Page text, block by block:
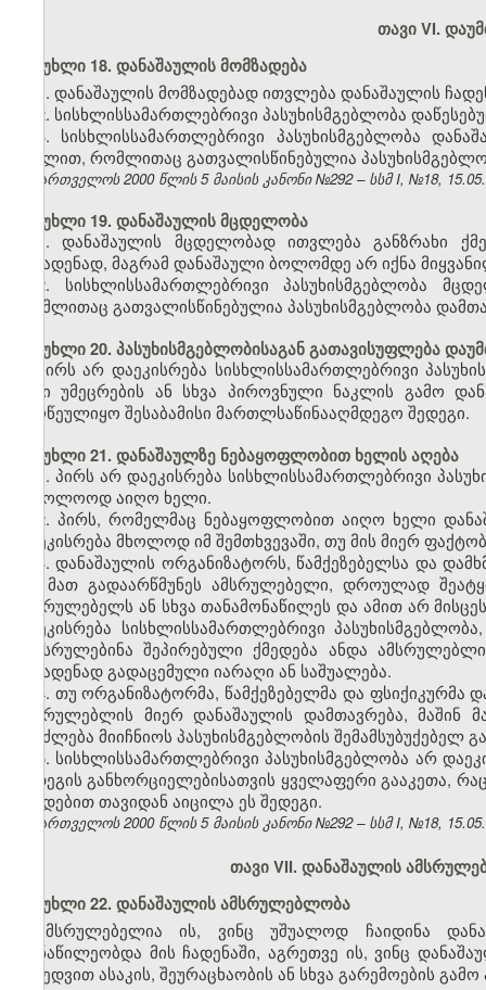
თავი VI.
მუხლი 18. დანაშაულის მომზადება
1. დანაშაულის მომზადებად ითვლება დანაშაულის
2. სისხლისსამართლებრივი პასუხისმგებლობა
3. სისხლისსამართლებრივი პასუხისმგებლობა
მუხლით, რომლითაც გათვალისწინებულია
საქართველოს 2000 წლის 5 მაისის კანონი №292 – სსმ I, №18,
მუხლი 19. დანაშაულის მცდელობა
1. დანაშაულის მცდელობად ითვლება განზრახი
ჩასადენად, მაგრამ დანაშაული ბოლომდე არ იქნა
2. სისხლისსამართლებრივი პასუხისმგებლობა
რომლითაც გათვალისწინებულია პასუხისმგებლობა
მუხლი 20. პასუხისმგებლობისაგან გათავისუფლება
პირს არ დაეკისრება სისხლისსამართლებრივი
მისი უმეცრების ან სხვა პიროვნული ნაკლის გამო
მიღწეულიყო შესაბამისი მართლსაწინააღმდეგო შედეგი.
მუხლი 21. დანაშაულზე ნებაყოფლობით ხელის აღება
1. პირს არ დაეკისრება სისხლისსამართლებრივი
საბოლოოდ აიღო ხელი.
2. პირს, რომელმაც ნებაყოფლობით აიღო ხელი
დაეკისრება მხოლოდ იმ შემთხვევაში, თუ მის მიერ
3. დანაშაულის ორგანიზატორს, წამქეზებელსა და
თუ მათ გადაარწმუნეს ამსრულებელი, დროულად
ამსრულებელს ან სხვა თანამონაწილეს და ამით არ
დაეკისრება სისხლისსამართლებრივი
შეესრულებინა შეპირებული ქმედება ანდა
ჩასადენად გადაცემული იარაღი ან საშუალება.
4. თუ ორგანიზატორმა, წამქეზებელმა და ფსიქიკურმა
ამსრულებლის მიერ დანაშაულის დამთავრება, მაშინ
შეიძლება მიიჩნიოს პასუხისმგებლობის შემამსუბუქებელ
5. სისხლისსამართლებრივი პასუხისმგებლობა არ
შედეგის განხორციელებისათვის ყველაფერი გააკეთა,
ქმედებით თავიდან აიცილა ეს შედეგი.
საქართველოს 2000 წლის 5 მაისის კანონი №292 – სსმ I, №18,
თავი VII. დანაშაულის
მუხლი 22. დანაშაულის ამსრულებლობა
ამსრულებელია ის, ვინც უშუალოდ ჩაიდინა
მონაწილეობდა მის ჩადენაში, აგრეთვე ის, ვინც
მიხედვით ასაკის, შეურაცხაობის ან სხვა გარემოების